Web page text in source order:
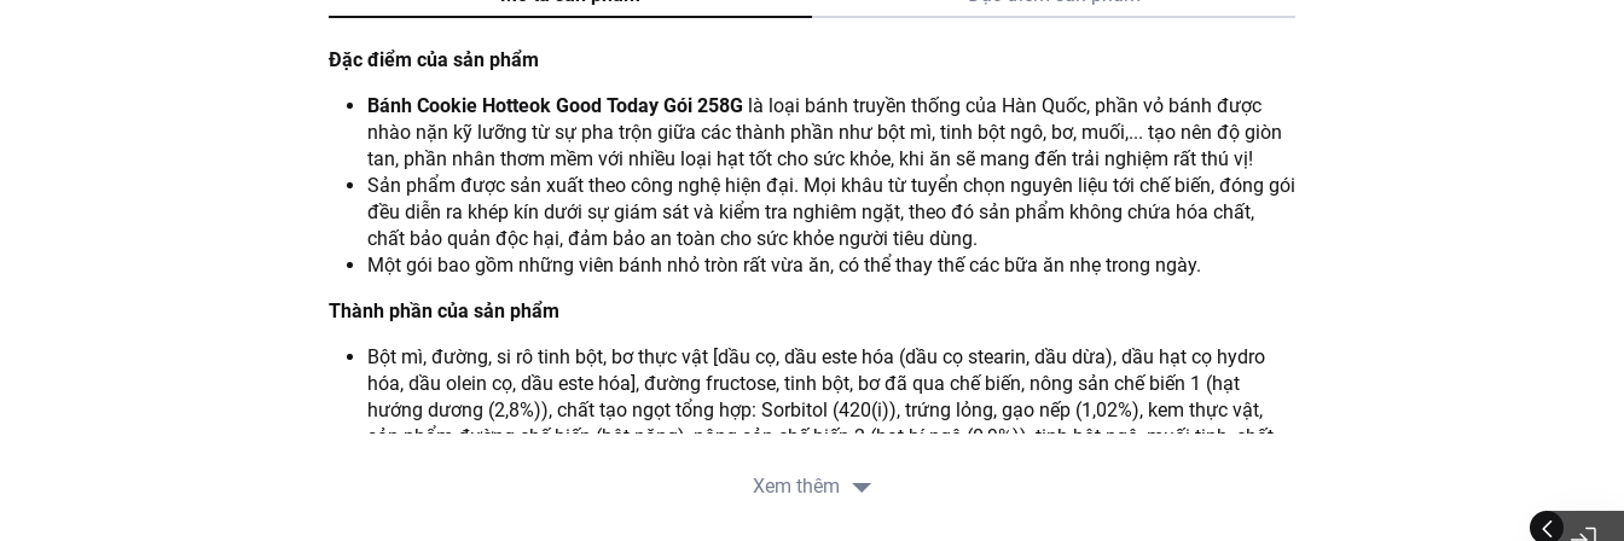
Đặc điểm của sản phẩm
Bánh Cookie Hotteok Good Today Gói 258G là loại bánh truyền thống của Hàn Quốc, phần vỏ bánh được
nhào nặn kỹ lưỡng từ sự pha trộn giữa các thành phần như bột mì, tinh bột ngô, bơ, muối,... tạo nên độ giòn
tan, phần nhân thơm mềm với nhiều loại hạt tốt cho sức khỏe, khi ăn sẽ mang đến trải nghiệm rất thú vị!
Sản phẩm được sản xuất theo công nghệ hiện đại. Mọi khâu từ tuyển chọn nguyên liệu tới chế biến, đóng gói
đều diễn ra khép kín dưới sự giám sát và kiểm tra nghiêm ngặt, theo đó sản phẩm không chứa hóa chất,
chất bảo quản độc hại, đảm bảo an toàn cho sức khỏe người tiêu dùng.
Một gói bao gồm những viên bánh nhỏ tròn rất vừa ăn, có thể thay thế các bữa ăn nhẹ trong ngày.
Thành phần của sản phẩm
Bột mì, đường, si rô tinh bột, bơ thực vật [dầu cọ, dầu este hóa (dầu cọ stearin, dầu dừa), dầu hạt cọ hydro
hóa, dầu olein cọ, dầu este hóa], đường fructose, tinh bột, bơ đã qua chế biến, nông sản chế biến 1 (hạt
hướng dương (2,8%)), chất tạo ngọt tổng hợp: Sorbitol (420(i)), trứng lỏng, gạo nếp (1,02%), kem thực vật,
sản phẩm đường chế biến (bột năng), nông sản chế biến 2 (hạt bí ngô (0,9%)), tinh bột ngô, muối tinh, chất
với acid acetic và acid béo (472a), chất mang: Propylen glycol (1520), chất ổn định: Este của sucrose với các
Xem thêm